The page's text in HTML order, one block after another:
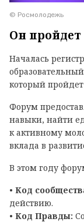
© Росмолодежь
Он пройдет
Началась
который пройдет
Форум
навыки, найти
к активному
вклада в
В этом году
• Код
действию.
• Код Правды: